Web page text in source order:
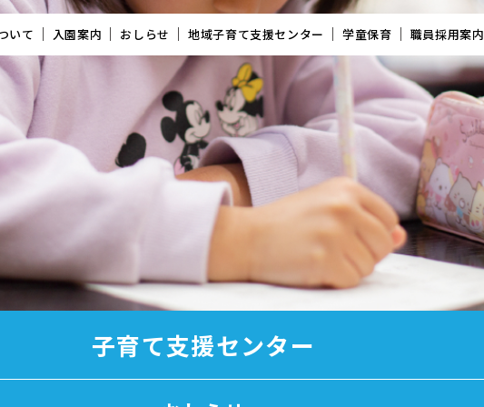
いて 入園案内 おしらせ 地域子育て支援センター 学童保育 職員採用案内
子育て支援センター